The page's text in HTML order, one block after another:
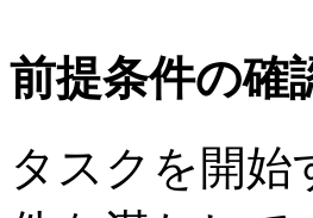
前提条件の確
タスクを開始